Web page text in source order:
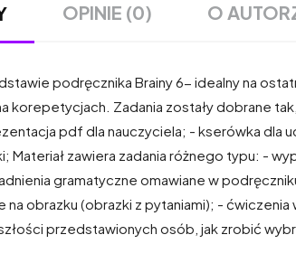
OPINIE (0) O
podręcznika Brainy 6- idealny na
korepetycjach. Zadania zostały dobrane
pdf dla nauczyciela; - kserówka dla
Materiał zawiera zadania różnego typu: -
gramatyczne omawiane w
obrazku (obrazki z pytaniami); -
przedstawionych osób, jak zrobić